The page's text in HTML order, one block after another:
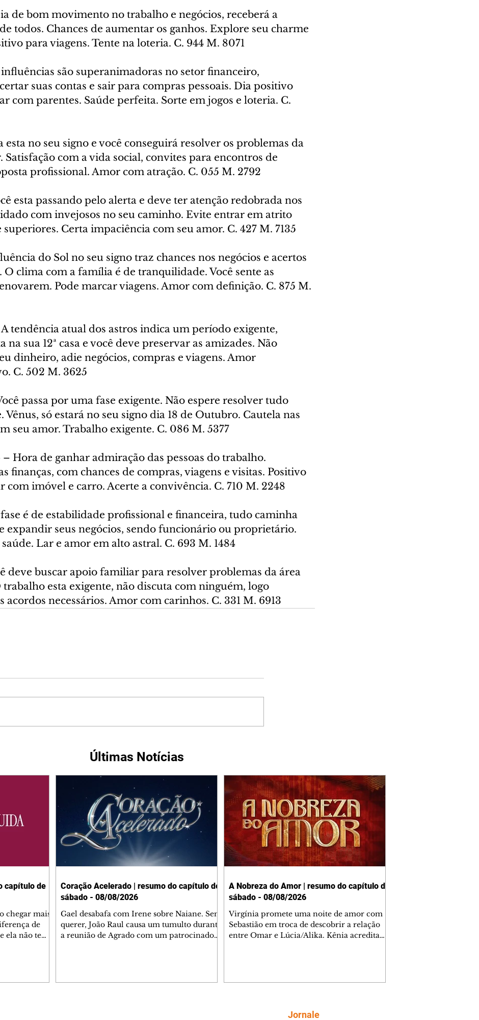
de bom movimento no trabalho e negócios, receberá a
todos. Chances de aumentar os ganhos. Explore seu charme
para viagens. Tente na loteria. C. 944 M. 8071
influências são superanimadoras no setor financeiro,
suas contas e sair para compras pessoais. Dia positivo
com parentes. Saúde perfeita. Sorte em jogos e loteria. C.
esta no seu signo e você conseguirá resolver os problemas da
Satisfação com a vida social, convites para encontros de
profissional. Amor com atração. C. 055 M. 2792
esta passando pelo alerta e deve ter atenção redobrada nos
com invejosos no seu caminho. Evite entrar em atrito
superiores. Certa impaciência com seu amor. C. 427 M. 7135
do Sol no seu signo traz chances nos negócios e acertos
O clima com a família é de tranquilidade. Você sente as
Pode marcar viagens. Amor com definição. C. 875 M.
tendência atual dos astros indica um período exigente,
na sua 12ª casa e você deve preservar as amizades. Não
dinheiro, adie negócios, compras e viagens. Amor
C. 502 M. 3625
passa por uma fase exigente. Não espere resolver tudo
só estará no seu signo dia 18 de Outubro. Cautela nas
seu amor. Trabalho exigente. C. 086 M. 5377
– Hora de ganhar admiração das pessoas do trabalho.
finanças, com chances de compras, viagens e visitas. Positivo
com imóvel e carro. Acerte a convivência. C. 710 M. 2248
é de estabilidade profissional e financeira, tudo caminha
expandir seus negócios, sendo funcionário ou proprietário.
Lar e amor em alto astral. C. 693 M. 1484
deve buscar apoio familiar para resolver problemas da área
esta exigente, não discuta com ninguém, logo
acordos necessários. Amor com carinhos. C. 331 M. 6913
Últimas Notícias
capítulo de
chegar mais
de
ela não tem
Coração Acelerado | resumo do capítulo de
sábado - 08/08/2026
Gael desabafa com Irene sobre Naiane. Sem
querer, João Raul causa um tumulto durante
a reunião de Agrado com um patrocinador.
A Nobreza do Amor | resumo do capítulo de
sábado - 08/08/2026
Virgínia promete uma noite de amor com
Sebastião em troca de descobrir a relação
entre Omar e Lúcia/Alika. Kênia acredita
comentam sobre a possível jazida de
Jornale